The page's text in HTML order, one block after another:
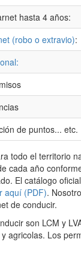
hasta 4 años:
(robo o extravio):
de puntos... etc.
todo el territorio
cada año
El catálogo
aquí (PDF).
de conducir.
son LCM y
agricolas. Los